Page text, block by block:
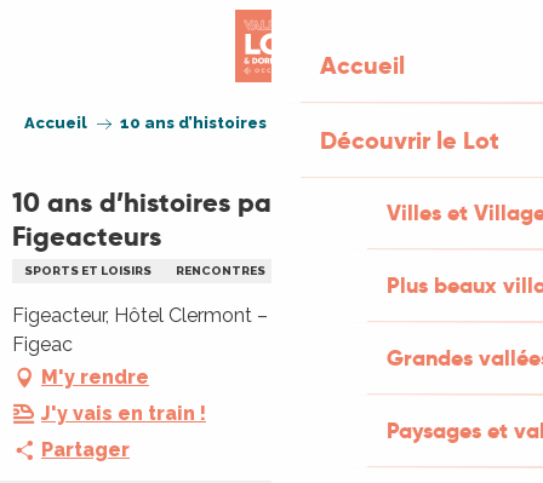
Accueil
Découvrir le Lot
Villes et
Plus beaux
Grandes
Paysages et
Accueil 10 ans d’histoires partagées avec Figeacteurs
10 ans d’histoires partagées avec
Figeacteurs
SPORTS ET LOISIRS RENCONTRES
Figeacteur, Hôtel Clermont – 10 rue de Clermont, 46100
Figeac
M'y rendre
J'y vais en train !
Partager